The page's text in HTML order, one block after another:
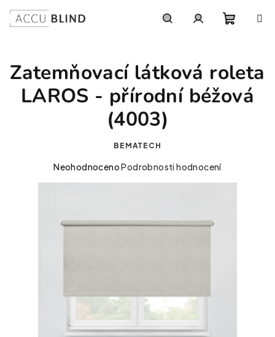
Zatemňovací látková roleta
LAROS - přírodní béžová
(4003)
BEMATECH
Průměrné hodnocení produktu je 0,0 z 5 hvězdiček.
NeohodnocenoPodrobnosti hodnocení